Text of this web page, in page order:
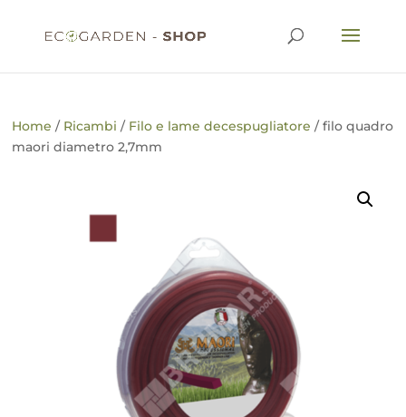
Home / Ricambi / Filo e lame decespugliatore / filo quadro
maori diametro 2,7mm